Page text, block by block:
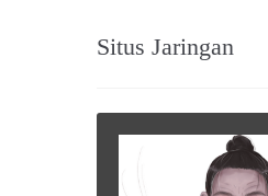
Situs Jaringan